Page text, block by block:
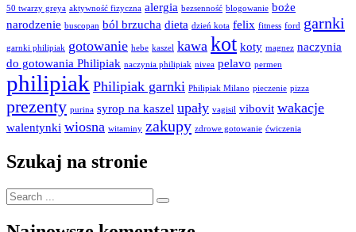
50 twarzy greya aktywność fizyczna alergia bezsenność blogowanie boże
narodzenie buscopan ból brzucha dieta dzień kota felix fitness ford garnki
garnki philipiak gotowanie hebe kaszel kawa kot koty magnez naczynia
do gotowania Philipiak naczynia philipiak nivea pelavo permen
philipiak Philipiak garnki Philipiak Milano pieczenie pizza
prezenty purina syrop na kaszel upały vagisil vibovit wakacje
walentynki wiosna witaminy zakupy zdrowe gotowanie ćwiczenia
Szukaj na stronie
Search
for: